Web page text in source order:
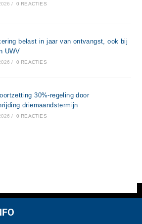
/ 0 REACTIES
belast in jaar van ontvangst, ook bij
UWV
/ 0 REACTIES
30%-regeling door
driemaandstermijn
/ 0 REACTIES